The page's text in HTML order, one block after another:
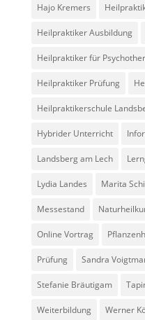
Hajo Kremers
Heilpraktiker Ausbildung
Heilpraktiker für
Heilpraktiker Prüfung
Heilpraktikerschule
Hybrider Unterricht
Landsberg am Lech
Lydia Landes Marita
Messestand
Online Vortrag
Prüfung Sandra
Stefanie Bräutigam
Weiterbildung Werner